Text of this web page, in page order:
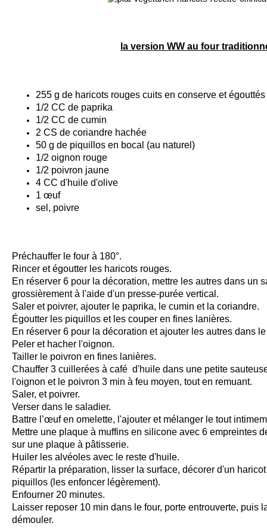
la version WW au four
255 g de haricots rouges cuits en conserve et égouttés
1/2 CC de paprika
1/2 CC de cumin
2 CS de coriandre hachée
50 g de piquillos en bocal (au naturel)
1/2 oignon rouge
1/2 poivron jaune
4 CC d'huile d'olive
1 œuf
sel, poivre
Préchauffer le four à 180°.
Rincer et égoutter les haricots rouges.
En réserver 6 pour la décoration, mettre les autres dans un
grossièrement à l'aide d'un presse-purée vertical.
Saler et poivrer, ajouter le paprika, le cumin et la coriandre.
Égoutter les piquillos et les couper en fines lanières.
En réserver 6 pour la décoration et ajouter les autres dans
Peler et hacher l'oignon.
Tailler le poivron en fines lanières.
Chauffer 3 cuillerées à café d'huile dans une petite
l'oignon et le poivron 3 min à feu moyen, tout en remuant.
Saler, et poivrer.
Verser dans le saladier.
Battre l’œuf en omelette, l'ajouter et mélanger le tout
Mettre une plaque à muffins en silicone avec 6 empreintes
sur une plaque à pâtisserie.
Huiler les alvéoles avec le reste d'huile.
Répartir la préparation, lisser la surface, décorer d'un
piquillos (les enfoncer légèrement).
Enfourner 20 minutes.
Laisser reposer 10 min dans le four, porte entrouverte, puis
démouler.